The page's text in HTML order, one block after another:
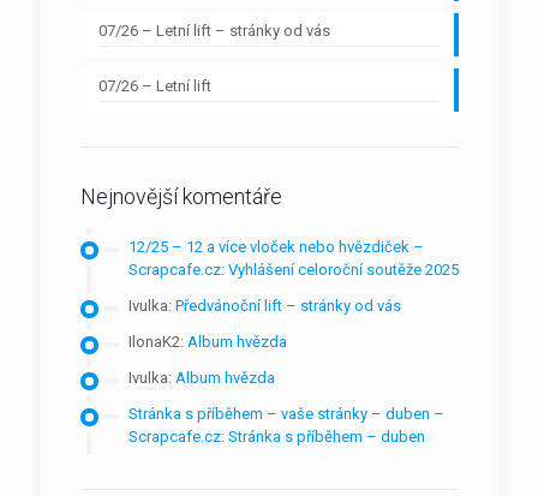
07/26 – Letní lift – stránky od vás
07/26 – Letní lift
Nejnovější komentáře
12/25 – 12 a více vloček nebo hvězdiček –
Scrapcafe.cz: Vyhlášení celoroční soutěže 2025
Ivulka: Předvánoční lift – stránky od vás
IlonaK2: Album hvězda
Ivulka: Album hvězda
Stránka s příběhem – vaše stránky – duben –
Scrapcafe.cz: Stránka s příběhem – duben